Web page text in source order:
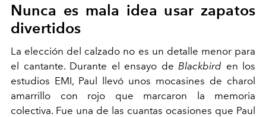
Nunca es mala idea usar zapatos
divertidos
La elección del calzado no es un detalle menor para
el cantante. Durante el ensayo de Blackbird en los
estudios EMI, Paul llevó unos mocasines de charol
amarrillo con rojo que marcaron la memoria
colectiva. Fue una de las cuantas ocasiones que Paul